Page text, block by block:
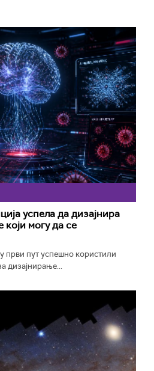
успела да дизајнира
који могу да се
први пут успешно користили
дизајнирање...